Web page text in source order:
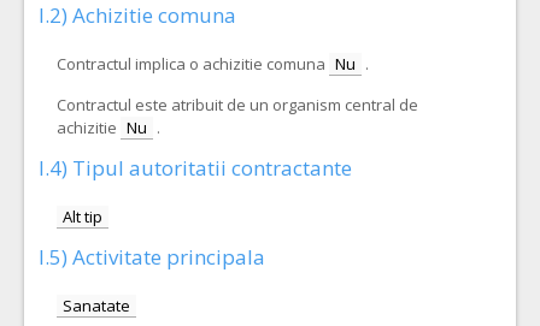
I.2) Achizitie comuna
Contractul implica o achizitie comuna Nu .
Contractul este atribuit de un organism central de
achizitie Nu .
I.4) Tipul autoritatii contractante
Alt tip
I.5) Activitate principala
Sanatate